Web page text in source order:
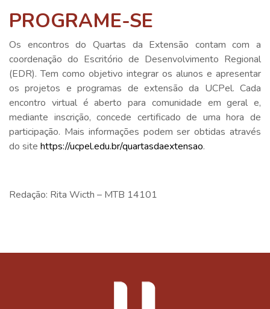
PROGRAME-SE
Os encontros do Quartas da Extensão contam com a
coordenação do Escritório de Desenvolvimento Regional
(EDR). Tem como objetivo integrar os alunos e apresentar
os projetos e programas de extensão da UCPel. Cada
encontro virtual é aberto para comunidade em geral e,
mediante inscrição, concede certificado de uma hora de
participação. Mais informações podem ser obtidas através
do site https://ucpel.edu.br/quartasdaextensao.
Redação: Rita Wicth – MTB 14101